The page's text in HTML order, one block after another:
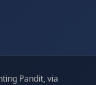
Pandit, via